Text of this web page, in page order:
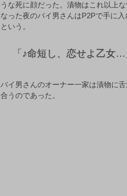
うな死に顔だった。漬物はこれ以上
なった夜のバイ男さんはP2Pで手に
という。
「 ♪命短し、恋せよ乙女…
バイ男さんのオーナー一家は漬物に
合うのであった。